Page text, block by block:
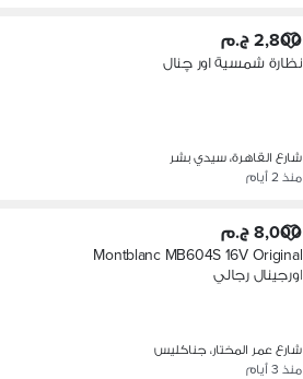
2,800 ج.م
نظارة شمسية اور چنال
شارع القاهرة، سيدي بشر
منذ 2 أيام
8,000 ج.م
Montblanc MB604S 16V Original
اورجينال رجالي
شارع عمر المختار، جناكليس
منذ 3 أيام